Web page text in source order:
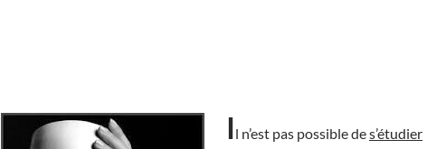
Il n’est pas possible des’étudier